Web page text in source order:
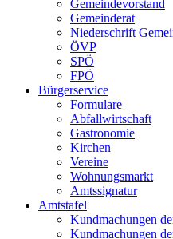
Gemeindevorstand
Gemeinderat
Niederschrift
ÖVP
SPÖ
FPÖ
Bürgerservice
Formulare
Abfallwirtschaft
Gastronomie
Kirchen
Vereine
Wohnungsmarkt
Amtssignatur
Amtstafel
Kundmachungen
Kundmachungen